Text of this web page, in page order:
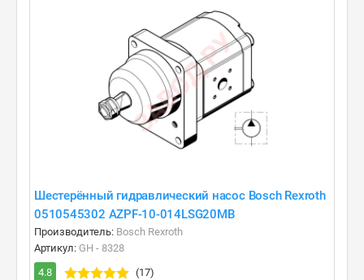
Шестерённый гидравлический насос Bosch Rexroth
0510545302 AZPF-10-014LSG20MB
Производитель: Bosch Rexroth
Артикул: GH - 8328
4.8
(17)